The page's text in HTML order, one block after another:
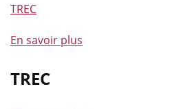
TREC
En savoir plus
TREC